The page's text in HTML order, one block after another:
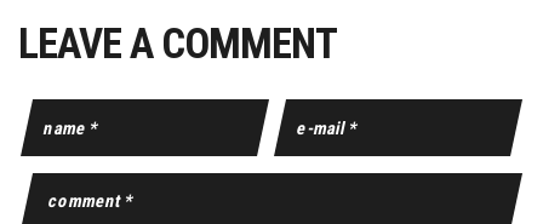
LEAVE A COMMENT